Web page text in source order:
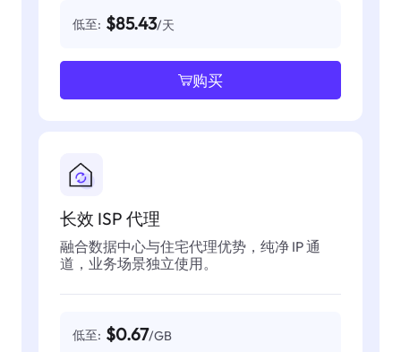
低至: $85.43/天
购买
长效 ISP 代理
融合数据中心与住宅代理优势，纯净 IP 通
道，业务场景独立使用。
低至: $0.67/GB